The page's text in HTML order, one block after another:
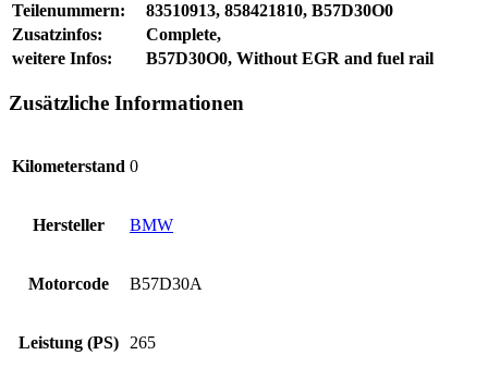
Teilenummern:
83510913, 858421810, B57D30O0
Zusatzinfos:
Complete,
weitere Infos:
B57D30O0, Without EGR and fuel rail
Zusätzliche Informationen
Kilometerstand 0
Hersteller BMW
Motorcode B57D30A
Leistung (PS) 265